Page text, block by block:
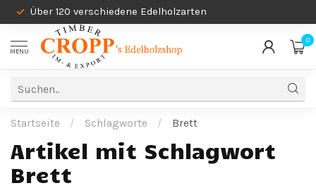
Über 120 verschiedene Edelholzarten
MENU
0
Startseite / Schlagworte / Brett
Artikel mit Schlagwort
Brett